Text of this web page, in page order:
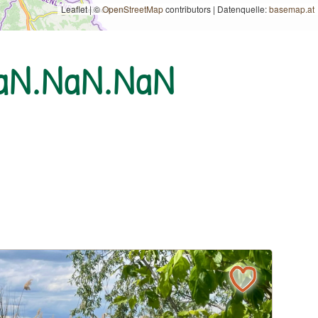
Leaflet | ©OpenStreetMapcontributors | Datenquelle:basemap.at